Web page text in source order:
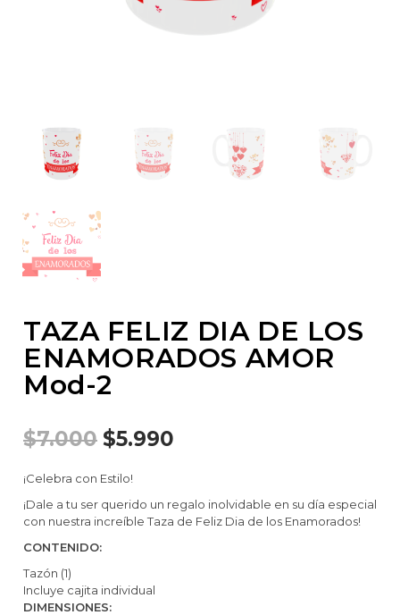
TAZA FELIZ DIA DE LOS
ENAMORADOS AMOR
Mod-2
$7.000 $5.990
¡Celebra con Estilo!
¡Dale a tu ser querido un regalo inolvidable en su día especial
con nuestra increíble Taza de Feliz Dia de los Enamorados!
CONTENIDO:
Tazón (1)
Incluye cajita individual
DIMENSIONES: